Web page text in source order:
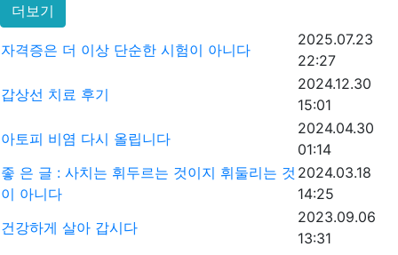
더보기
자격증은 더 이상 단순한 시험이 아니다
2025.07.23
22:27
갑상선 치료 후기
2024.12.30
15:01
아토피 비염 다시 올립니다
2024.04.30
01:14
좋 은 글 : 사치는 휘두르는 것이지 휘둘리는 것
이 아니다
2024.03.18
14:25
건강하게 살아 갑시다
2023.09.06
13:31